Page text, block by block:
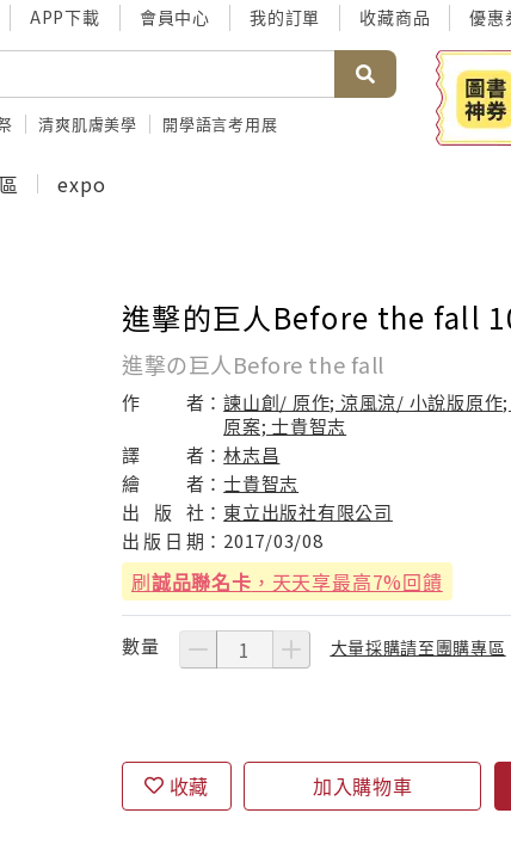
APP下載 會員中心 我的訂單 收藏商品 優惠
清爽肌膚美學 開學語言考用展
expo
進擊的巨人Before the fall
進撃の巨人Before the fall
作 者：諫山創/ 原作; 涼風涼/ 小說版原
原案; 士貴智志
譯
者：林志昌
繪
者：士貴智志
出
版 社： 東立出版社有限公司
出 版 日 期： 2017/03/08
刷誠品聯名卡 ，天天享最高7%回饋
數量 大量採購請至團購專區
收藏 加入購物車